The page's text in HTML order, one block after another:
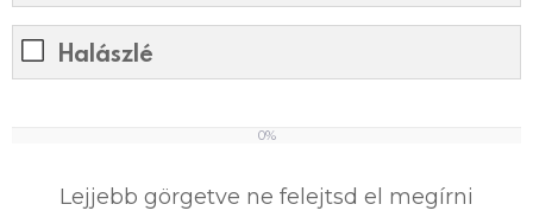
Halászlé
0%
Lejjebb görgetve ne felejtsd el megírni